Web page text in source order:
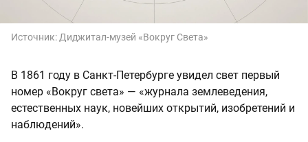
Источник: Диджитал‑музей «Вокруг Света»
В 1861 году в Санкт-Петербурге увидел свет первый
номер «Вокруг света» — «журнала землеведения,
естественных наук, новейших открытий, изобретений и
наблюдений».